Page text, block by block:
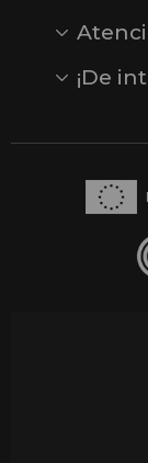
Opiniones
Reseñas
¡De